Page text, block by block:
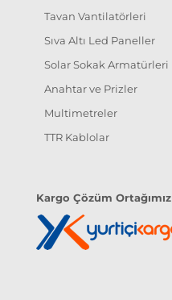
Tavan Vantilatörleri
Sıva Altı Led Paneller
Solar Sokak Armatürleri
Anahtar ve Prizler
Multimetreler
TTR Kablolar
Kargo Çözüm Ortağımız